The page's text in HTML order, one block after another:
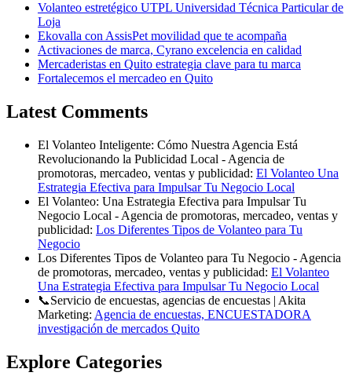
Volanteo estretégico UTPL Universidad Técnica Particular de
Loja
Ekovalla con AssisPet movilidad que te acompaña
Activaciones de marca, Cyrano excelencia en calidad
Mercaderistas en Quito estrategia clave para tu marca
Fortalecemos el mercadeo en Quito
Latest Comments
El Volanteo Inteligente: Cómo Nuestra Agencia Está
Revolucionando la Publicidad Local - Agencia de
promotoras, mercadeo, ventas y publicidad: El Volanteo Una
Estrategia Efectiva para Impulsar Tu Negocio Local
El Volanteo: Una Estrategia Efectiva para Impulsar Tu
Negocio Local - Agencia de promotoras, mercadeo, ventas y
publicidad: Los Diferentes Tipos de Volanteo para Tu
Negocio
Los Diferentes Tipos de Volanteo para Tu Negocio - Agencia
de promotoras, mercadeo, ventas y publicidad: El Volanteo
Una Estrategia Efectiva para Impulsar Tu Negocio Local
📞Servicio de encuestas, agencias de encuestas | Akita
Marketing: Agencia de encuestas, ENCUESTADORA
investigación de mercados Quito
Explore Categories